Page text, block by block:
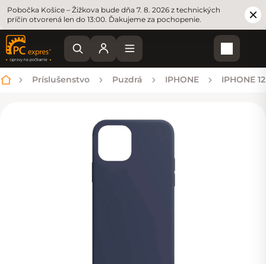
Pobočka Košice – Žižkova bude dňa 7. 8. 2026 z technických
príčin otvorená len do 13:00. Ďakujeme za pochopenie.
Domov
Príslušenstvo Puzdrá IPHONE IPHONE